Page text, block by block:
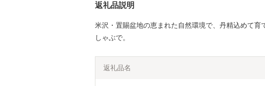
返礼品説明
米沢・置賜盆地の恵まれた自然環境で、丹精込めて育
しゃぶで。
返礼品名